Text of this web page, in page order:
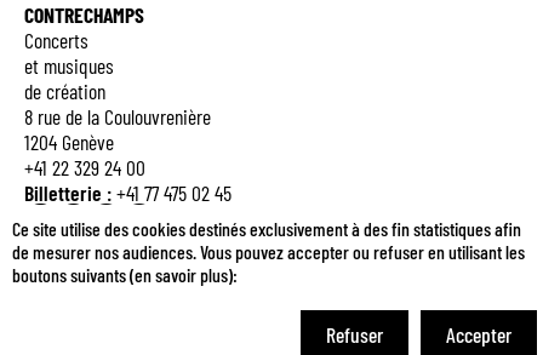
Ce site utilise des cookies destinés exclusivement à des fin statistiques afin
de mesurer nos audiences. Vous pouvez accepter ou refuser en utilisant les
boutons suivants (en savoir plus):
Refuser Accepter
CONTRECHAMPS
Concerts
et musiques
de création
8 rue de la Coulouvrenière
1204 Genève
+41 22 329 24 00
Billetterie :+41 77 475 02 45
QEMB
Je m'inscris à la newsletter